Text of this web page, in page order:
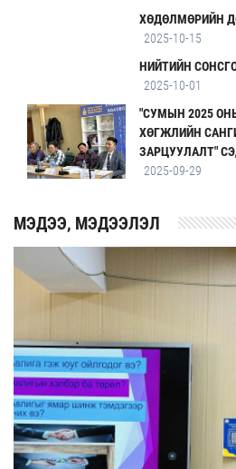
ХӨДӨЛМӨРИЙН
2025-10-15
НИЙТИЙН
2025-10-01
"СУМЫН 2025
ХӨГЖЛИЙН
ЗАРЦУУЛАЛТ"
2025-09-29
MЭДЭЭ, МЭДЭЭЛЭЛ